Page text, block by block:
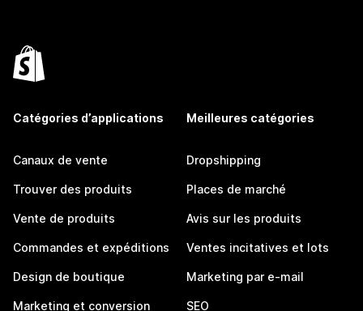
Catégories d’applications
Canaux de vente
Trouver des produits
Vente de produits
Commandes et expéditions
Design de boutique
Marketing et conversion
Meilleures catégories
Dropshipping
Places de marché
Avis sur les produits
Ventes incitatives et lots
Marketing par e-mail
SEO